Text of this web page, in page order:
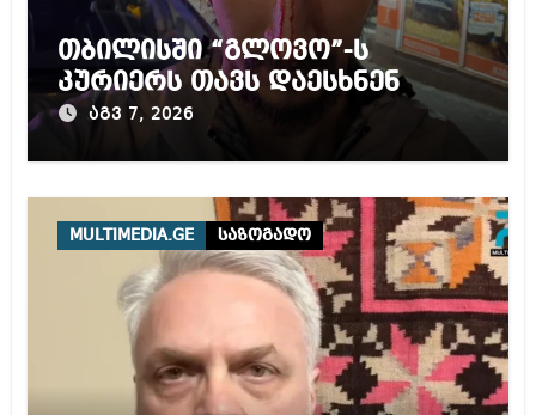
თბილისში “გლოვო”-ს
კურიერს თავს დაესხნენ
აგვ 7, 2026
MULTIMEDIA.GE საზოგადო